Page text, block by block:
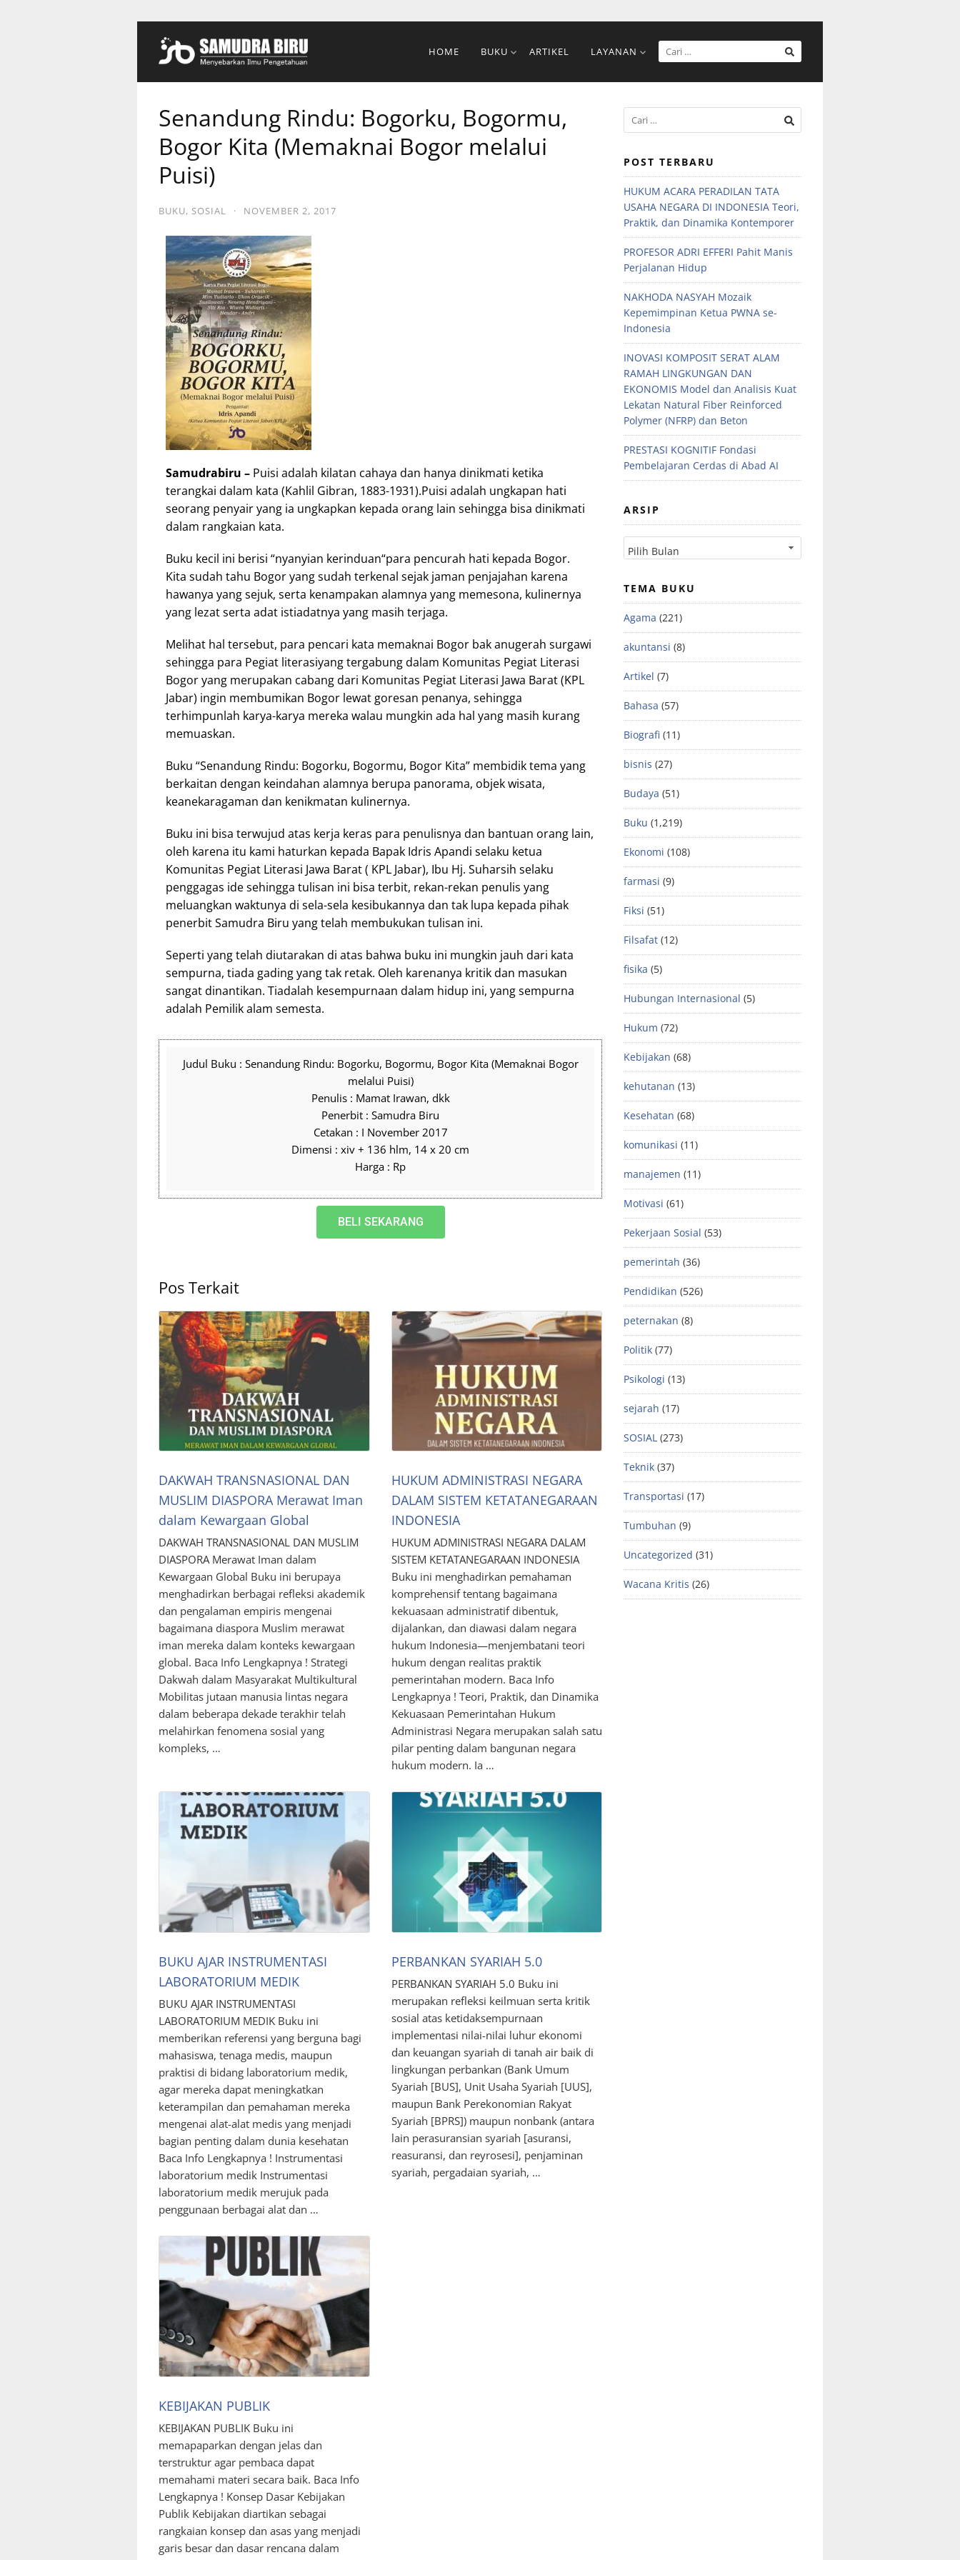
HOME BUKU ARTIKEL LAYANAN
Senandung Rindu: Bogorku, Bogormu,
Bogor Kita (Memaknai Bogor melalui
Puisi)
BUKU, SOSIAL · NOVEMBER 2, 2017
Samudrabiru – Puisi adalah kilatan cahaya dan hanya dinikmati ketika
terangkai dalam kata (Kahlil Gibran, 1883-1931).Puisi adalah ungkapan hati
seorang penyair yang ia ungkapkan kepada orang lain sehingga bisa dinikmati
dalam rangkaian kata.
Buku kecil ini berisi “nyanyian kerinduan“para pencurah hati kepada Bogor.
Kita sudah tahu Bogor yang sudah terkenal sejak jaman penjajahan karena
hawanya yang sejuk, serta kenampakan alamnya yang memesona, kulinernya
yang lezat serta adat istiadatnya yang masih terjaga.
Melihat hal tersebut, para pencari kata memaknai Bogor bak anugerah surgawi
sehingga para Pegiat literasiyang tergabung dalam Komunitas Pegiat Literasi
Bogor yang merupakan cabang dari Komunitas Pegiat Literasi Jawa Barat (KPL
Jabar) ingin membumikan Bogor lewat goresan penanya, sehingga
terhimpunlah karya-karya mereka walau mungkin ada hal yang masih kurang
memuaskan.
Buku “Senandung Rindu: Bogorku, Bogormu, Bogor Kita” membidik tema yang
berkaitan dengan keindahan alamnya berupa panorama, objek wisata,
keanekaragaman dan kenikmatan kulinernya.
Buku ini bisa terwujud atas kerja keras para penulisnya dan bantuan orang lain,
oleh karena itu kami haturkan kepada Bapak Idris Apandi selaku ketua
Komunitas Pegiat Literasi Jawa Barat ( KPL Jabar), Ibu Hj. Suharsih selaku
penggagas ide sehingga tulisan ini bisa terbit, rekan-rekan penulis yang
meluangkan waktunya di sela-sela kesibukannya dan tak lupa kepada pihak
penerbit Samudra Biru yang telah membukukan tulisan ini.
Seperti yang telah diutarakan di atas bahwa buku ini mungkin jauh dari kata
sempurna, tiada gading yang tak retak. Oleh karenanya kritik dan masukan
sangat dinantikan. Tiadalah kesempurnaan dalam hidup ini, yang sempurna
adalah Pemilik alam semesta.
Judul Buku : Senandung Rindu: Bogorku, Bogormu, Bogor Kita (Memaknai Bogor
melalui Puisi)
Penulis : Mamat Irawan, dkk
Penerbit : Samudra Biru
Cetakan : I November 2017
Dimensi : xiv + 136 hlm, 14 x 20 cm
Harga : Rp
BELI SEKARANG
Pos Terkait
DAKWAH TRANSNASIONAL DAN
MUSLIM DIASPORA Merawat Iman
dalam Kewargaan Global
DAKWAH TRANSNASIONAL DAN MUSLIM
DIASPORA Merawat Iman dalam
Kewargaan Global Buku ini berupaya
menghadirkan berbagai refleksi akademik
dan pengalaman empiris mengenai
bagaimana diaspora Muslim merawat
iman mereka dalam konteks kewargaan
global. Baca Info Lengkapnya ! Strategi
Dakwah dalam Masyarakat Multikultural
Mobilitas jutaan manusia lintas negara
dalam beberapa dekade terakhir telah
melahirkan fenomena sosial yang
kompleks, …
HUKUM ADMINISTRASI NEGARA
DALAM SISTEM KETATANEGARAAN
INDONESIA
HUKUM ADMINISTRASI NEGARA DALAM
SISTEM KETATANEGARAAN INDONESIA
Buku ini menghadirkan pemahaman
komprehensif tentang bagaimana
kekuasaan administratif dibentuk,
dijalankan, dan diawasi dalam negara
hukum Indonesia—menjembatani teori
hukum dengan realitas praktik
pemerintahan modern. Baca Info
Lengkapnya ! Teori, Praktik, dan Dinamika
Kekuasaan Pemerintahan Hukum
Administrasi Negara merupakan salah satu
pilar penting dalam bangunan negara
hukum modern. Ia …
BUKU AJAR INSTRUMENTASI
LABORATORIUM MEDIK
BUKU AJAR INSTRUMENTASI
LABORATORIUM MEDIK Buku ini
memberikan referensi yang berguna bagi
mahasiswa, tenaga medis, maupun
praktisi di bidang laboratorium medik,
agar mereka dapat meningkatkan
keterampilan dan pemahaman mereka
mengenai alat-alat medis yang menjadi
bagian penting dalam dunia kesehatan
Baca Info Lengkapnya ! Instrumentasi
laboratorium medik Instrumentasi
laboratorium medik merujuk pada
penggunaan berbagai alat dan …
PERBANKAN SYARIAH 5.0
PERBANKAN SYARIAH 5.0 Buku ini
merupakan refleksi keilmuan serta kritik
sosial atas ketidaksempurnaan
implementasi nilai-nilai luhur ekonomi
dan keuangan syariah di tanah air baik di
lingkungan perbankan (Bank Umum
Syariah [BUS], Unit Usaha Syariah [UUS],
maupun Bank Perekonomian Rakyat
Syariah [BPRS]) maupun nonbank (antara
lain perasuransian syariah [asuransi,
reasuransi, dan reyrosesi], penjaminan
syariah, pergadaian syariah, …
KEBIJAKAN PUBLIK
KEBIJAKAN PUBLIK Buku ini
memapaparkan dengan jelas dan
terstruktur agar pembaca dapat
memahami materi secara baik. Baca Info
Lengkapnya ! Konsep Dasar Kebijakan
Publik Kebijakan diartikan sebagai
rangkaian konsep dan asas yang menjadi
garis besar dan dasar rencana dalam
POST TERBARU
HUKUM ACARA PERADILAN TATA
USAHA NEGARA DI INDONESIA Teori,
Praktik, dan Dinamika Kontemporer
PROFESOR ADRI EFFERI Pahit Manis
Perjalanan Hidup
NAKHODA NASYAH Mozaik
Kepemimpinan Ketua PWNA se-
Indonesia
INOVASI KOMPOSIT SERAT ALAM
RAMAH LINGKUNGAN DAN
EKONOMIS Model dan Analisis Kuat
Lekatan Natural Fiber Reinforced
Polymer (NFRP) dan Beton
PRESTASI KOGNITIF Fondasi
Pembelajaran Cerdas di Abad AI
ARSIP
TEMA BUKU
Agama (221)
akuntansi (8)
Artikel (7)
Bahasa (57)
Biografi (11)
bisnis (27)
Budaya (51)
Buku (1,219)
Ekonomi (108)
farmasi (9)
Fiksi (51)
Filsafat (12)
fisika (5)
Hubungan Internasional (5)
Hukum (72)
Kebijakan (68)
kehutanan (13)
Kesehatan (68)
komunikasi (11)
manajemen (11)
Motivasi (61)
Pekerjaan Sosial (53)
pemerintah (36)
Pendidikan (526)
peternakan (8)
Politik (77)
Psikologi (13)
sejarah (17)
SOSIAL (273)
Teknik (37)
Transportasi (17)
Tumbuhan (9)
Uncategorized (31)
Wacana Kritis (26)